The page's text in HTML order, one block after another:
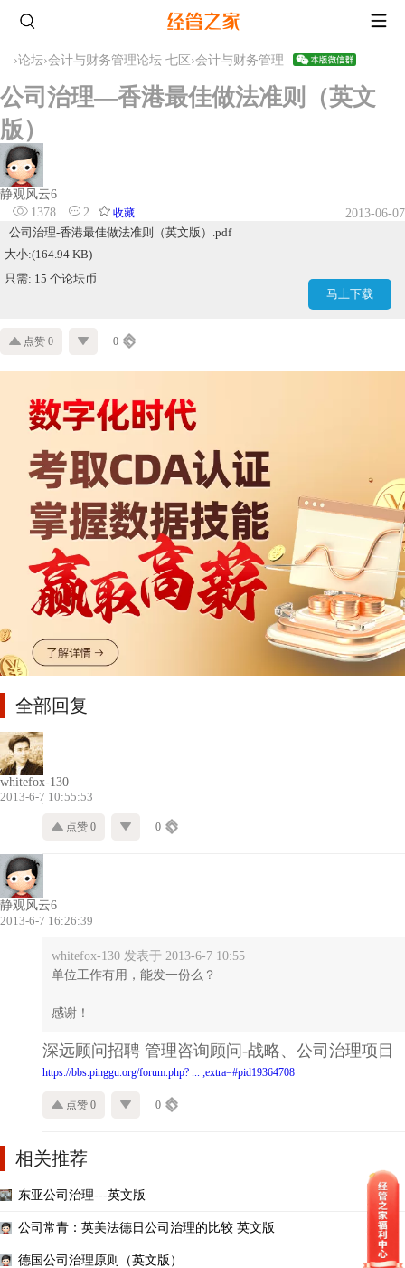
›论坛›会计与财务管理论坛 七区 ›会计与财务管理
公司治理—香港最佳做法准则（英文
版）
静观风云6
1378
2 收藏
2013-06-07
公司治理-香港最佳做法准则（英文版）.pdf
大小:(164.94 KB)
只需: 15 个论坛币
马上下载
点赞 0 0
全部回复
whitefox-130
2013-6-7 10:55:53
点赞 0 0
静观风云6
2013-6-7 16:26:39
whitefox-130 发表于 2013-6-7 10:55
单位工作有用，能发一份么？
感谢！
深远顾问招聘 管理咨询顾问-战略、公司治理项目
https://bbs.pinggu.org/forum.php? ... ;extra=#pid19364708
点赞 0 0
相关推荐
东亚公司治理---英文版
公司常青：英美法德日公司治理的比较 英文版
德国公司治理原则（英文版）